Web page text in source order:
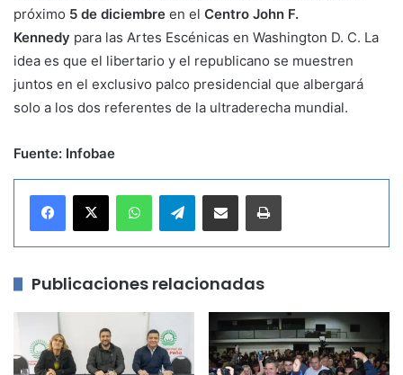
próximo 5 de diciembre en el Centro John F.
Kennedy para las Artes Escénicas en Washington D. C. La
idea es que el libertario y el republicano se muestren
juntos en el exclusivo palco presidencial que albergará
solo a los dos referentes de la ultraderecha mundial.
Fuente: Infobae
Telegram
Publicaciones relacionadas